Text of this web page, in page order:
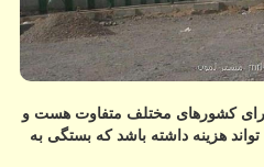
برای كشورهای مختلف متفاوت هست و
هر تن می تواند هزینه داشته باشد كه بستگی به